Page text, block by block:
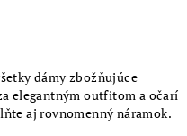
dámy zbožňujúce
elegantným outfitom a očarí
aj rovnomenný náramok.